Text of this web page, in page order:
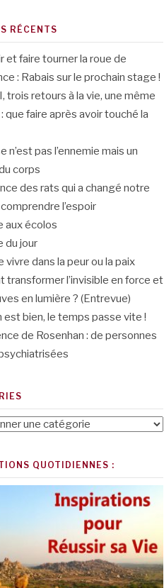
RÉCENTS
et faire tourner la roue de
: Rabais sur le prochain stage !
trois retours à la vie, une même
que faire après avoir touché la
n’est pas l’ennemie mais un
corps
des rats qui a changé notre
l’espoir
aux écolos
du jour
vivre dans la peur ou la paix
transformer l’invisible en force et
en lumière ? (Entrevue)
est bien, le temps passe vite !
de Rosenhan : de personnes
QUOTIDIENNES :